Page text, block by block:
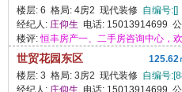
楼层: 6 格局: 4房2 现代装修 自编号:[]
经纪人: 庄仰生 电话: 15013914699
楼评:恒丰房产一、二手房咨询中心，
世贸花园东区 125.62
楼层: 3 格局: 3房2 现代装修 自编号
经纪人: 庄仰生 电话: 15013914699